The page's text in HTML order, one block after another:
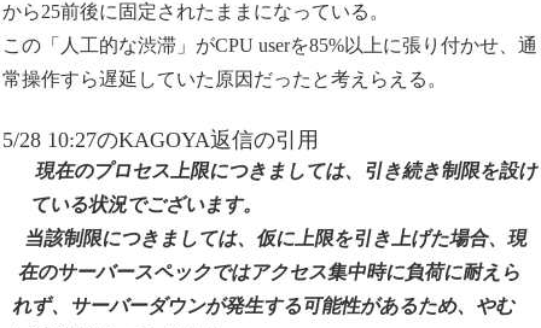
から25前後に固定されたままになっている。
この「人工的な渋滞」がCPU userを85%以上に張り付かせ、通
常操作すら遅延していた原因だったと考えらえる。
5/28 10:27のKAGOYA返信の引用
現在のプロセス上限につきましては、引き続き制限を設け
ている状況でございます。
当該制限につきましては、仮に上限を引き上げた場合、現
在のサーバースペックではアクセス集中時に負荷に耐えら
れず、サーバーダウンが発生する可能性があるため、やむ